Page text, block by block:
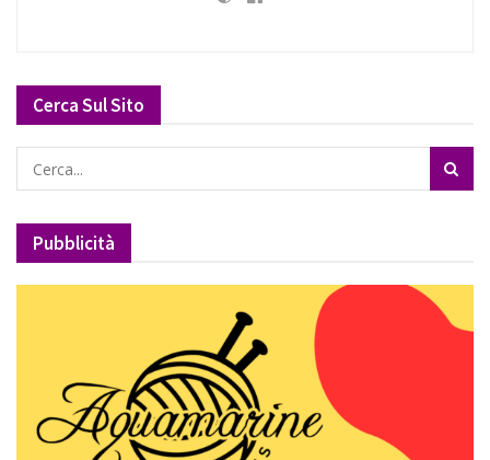
Cerca Sul Sito
Pubblicità